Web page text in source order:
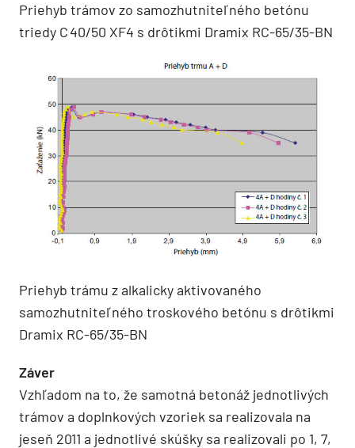
Priehyb trámov zo samozhutniteľného betónu
triedy C 40/50 XF4 s drôtikmi Dramix RC-65/35-BN
Priehyb trámu z alkalicky aktivovaného
samozhutniteľného troskového betónu s drôtikmi
Dramix RC-65/35-BN
Záver
Vzhľadom na to, že samotná betonáž jednotlivých
trámov a doplnkových vzoriek sa realizovala na
jeseň 2011 a jednotlivé skúšky sa realizovali po 1, 7,